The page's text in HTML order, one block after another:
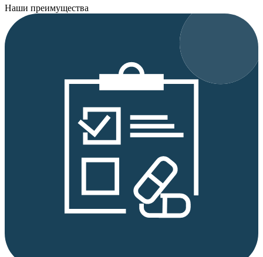
Наши преимущества